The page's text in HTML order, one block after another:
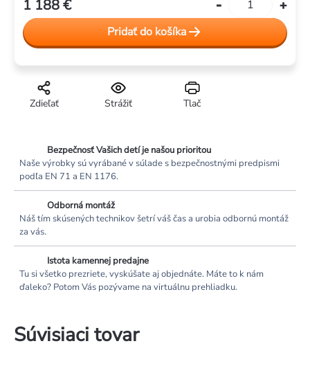
Tlač
Strážiť
Zdieľať
1 188 €
cena:Pridať do košíka
Bezpečnosť Vašich detí je našou prioritou
Naše výrobky sú vyrábané v súlade s bezpečnostnými predpismi
podľa EN 71 a EN 1176.
Odborná montáž
Náš tím skúsených technikov šetrí váš čas a urobia odbornú montáž
za vás.
Istota kamennej predajne
Tu si všetko prezriete, vyskúšate aj objednáte. Máte to k nám
ďaleko? Potom Vás pozývame na virtuálnu prehliadku.
Súvisiaci tovar